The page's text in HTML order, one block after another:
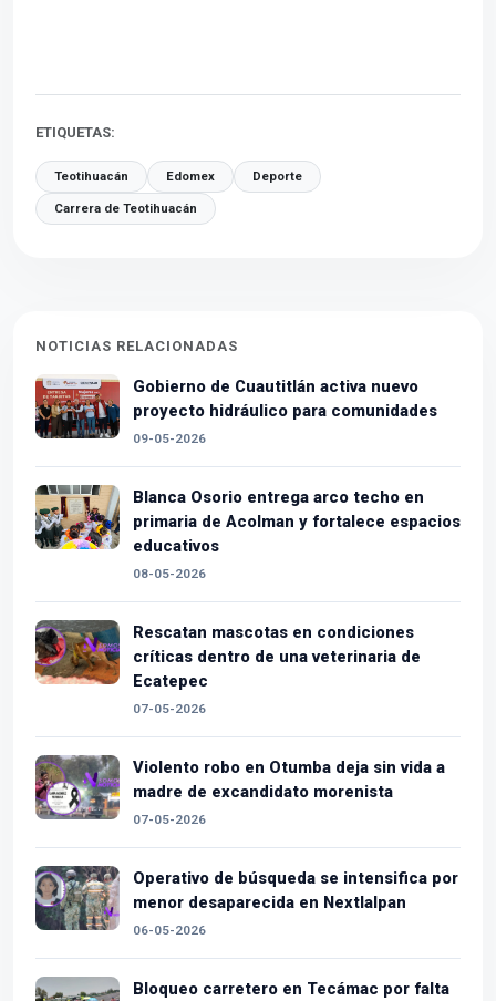
ETIQUETAS:
Teotihuacán Edomex Deporte
Carrera de Teotihuacán
NOTICIAS RELACIONADAS
Gobierno de Cuautitlán activa nuevo
proyecto hidráulico para comunidades
09-05-2026
Blanca Osorio entrega arco techo en
primaria de Acolman y fortalece espacios
educativos
08-05-2026
Rescatan mascotas en condiciones
críticas dentro de una veterinaria de
Ecatepec
07-05-2026
Violento robo en Otumba deja sin vida a
madre de excandidato morenista
07-05-2026
Operativo de búsqueda se intensifica por
menor desaparecida en Nextlalpan
06-05-2026
Bloqueo carretero en Tecámac por falta